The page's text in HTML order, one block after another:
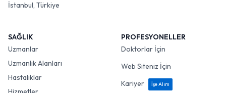
İstanbul, Türkiye
SAĞLIK
Uzmanlar
Uzmanlık Alanları
Hastalıklar
PROFESYONELLER
Doktorlar İçin
Web Siteniz İçin
Kariyer
İşe Alım